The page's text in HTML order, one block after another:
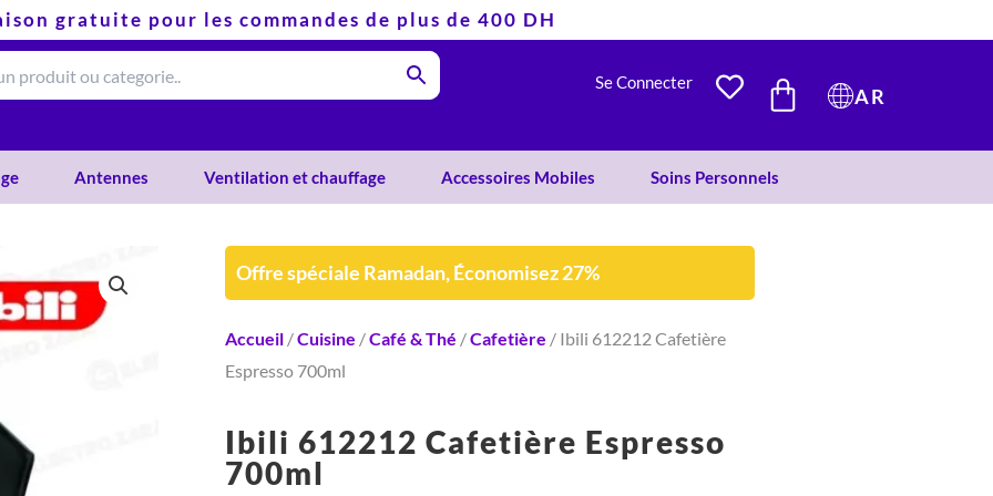
gratuite pour les commandes de plus de 400 DH
Se Connecter PANIER
AR
Antennes Ventilation et chauffage Accessoires Mobiles Soins Personnels
Offre spéciale Ramadan, Économisez 27%
Accueil/Cuisine /Café & Thé /Cafetière / Ibili 612212 Cafetière
Espresso 700ml
Ibili 612212 Cafetière Espresso
700ml